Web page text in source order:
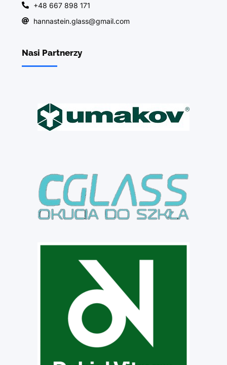
+48 667 898 171
hannastein.glass@gmail.com
Nasi Partnerzy